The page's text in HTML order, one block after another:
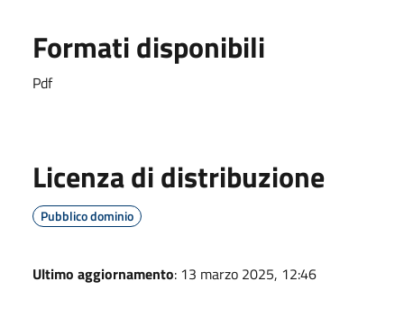
Formati disponibili
Pdf
Licenza di distribuzione
Pubblico dominio
Ultimo aggiornamento: 13 marzo 2025, 12:46